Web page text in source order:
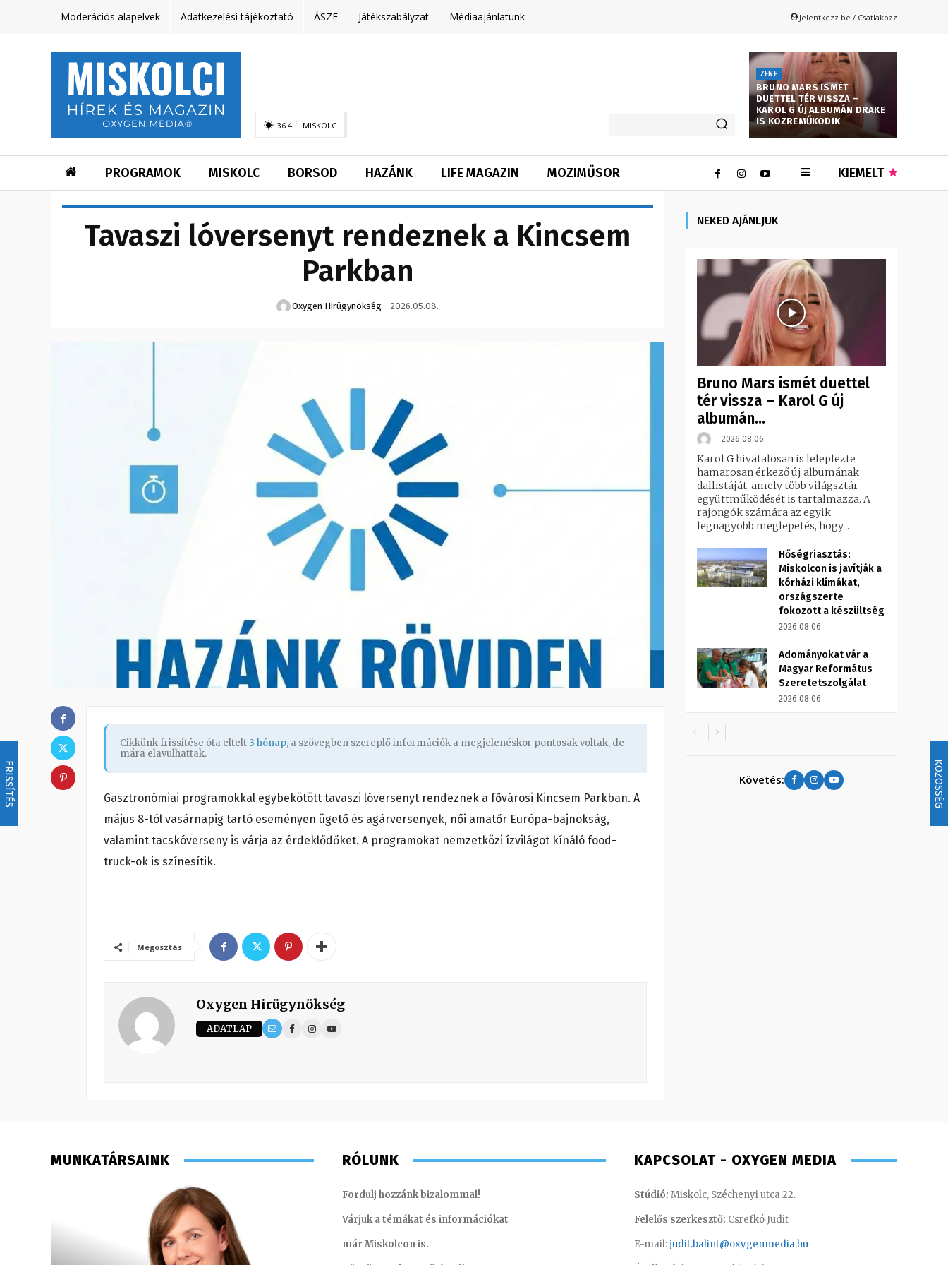
FRISSÍTÉS KÖZÖSSÉG
Moderációs alapelvek Adatkezelési tájékoztató ÁSZF Játékszabályzat Médiaajánlatunk Jelentkezz be / Csatlakozz
36.4 C MISKOLC
ZENE
BRUNO MARS ISMÉT
DUETTEL TÉR VISSZA –
KAROL G ÚJ ALBUMÁN DRAKE
IS KÖZREMŰKÖDIK
PROGRAMOK MISKOLC BORSOD HAZÁNK LIFE MAGAZIN MOZIMŰSOR KIEMELT
Tavaszi lóversenyt rendeznek a Kincsem
Parkban
Oxygen Hirügynökség - 2026.05.08.
Cikkünk frissítése óta eltelt 3 hónap, a szövegben szereplő információk a megjelenéskor pontosak voltak, de
mára elavulhattak.
Gasztronómiai programokkal egybekötött tavaszi lóversenyt rendeznek a fővárosi Kincsem Parkban. A
május 8-tól vasárnapig tartó eseményen ügető és agárversenyek, női amatőr Európa-bajnokság,
valamint tacskóverseny is várja az érdeklődőket. A programokat nemzetközi ízvilágot kínáló food-
truck-ok is színesítik.
Megosztás
Oxygen Hirügynökség
ADATLAP
NEKED AJÁNLJUK
Bruno Mars ismét duettel
tér vissza – Karol G új
albumán...
2026.08.06.
Karol G hivatalosan is leleplezte
hamarosan érkező új albumának
dallistáját, amely több világsztár
együttműködését is tartalmazza. A
rajongók számára az egyik
legnagyobb meglepetés, hogy...
Hőségriasztás:
Miskolcon is javítják a
kórházi klímákat,
országszerte
fokozott a készültség
2026.08.06.
Adományokat vár a
Magyar Református
Szeretetszolgálat
2026.08.06.
Követés:
MUNKATÁRSAINK RÓLUNK
Fordulj hozzánk bizalommal!
Várjuk a témákat és információkat
már Miskolcon is.
KAPCSOLAT - OXYGEN MEDIA
Stúdió: Miskolc, Széchenyi utca 22.
Felelős szerkesztő: Csrefkó Judit
E-mail:judit.balint@oxygenmedia.hu